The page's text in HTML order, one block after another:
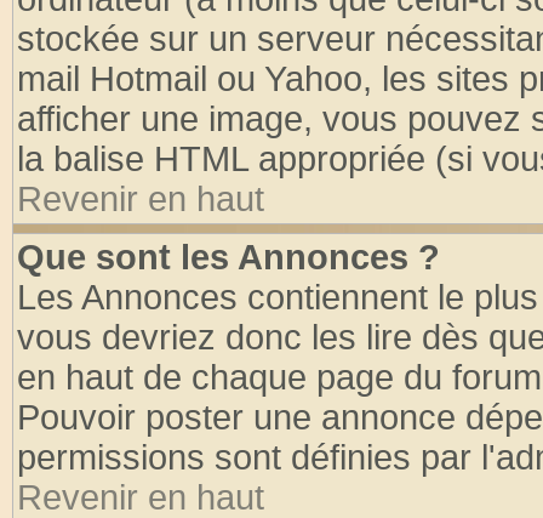
stockée sur un serveur
mail Hotmail ou Yahoo, les sites
afficher une image, vous pouvez
la balise HTML appropriée (si
Revenir en haut
Que sont les Annonces ?
Les Annonces contiennent le
vous devriez donc les lire dès
en haut de chaque page du
Pouvoir poster une annonce
permissions sont définies par
Revenir en haut